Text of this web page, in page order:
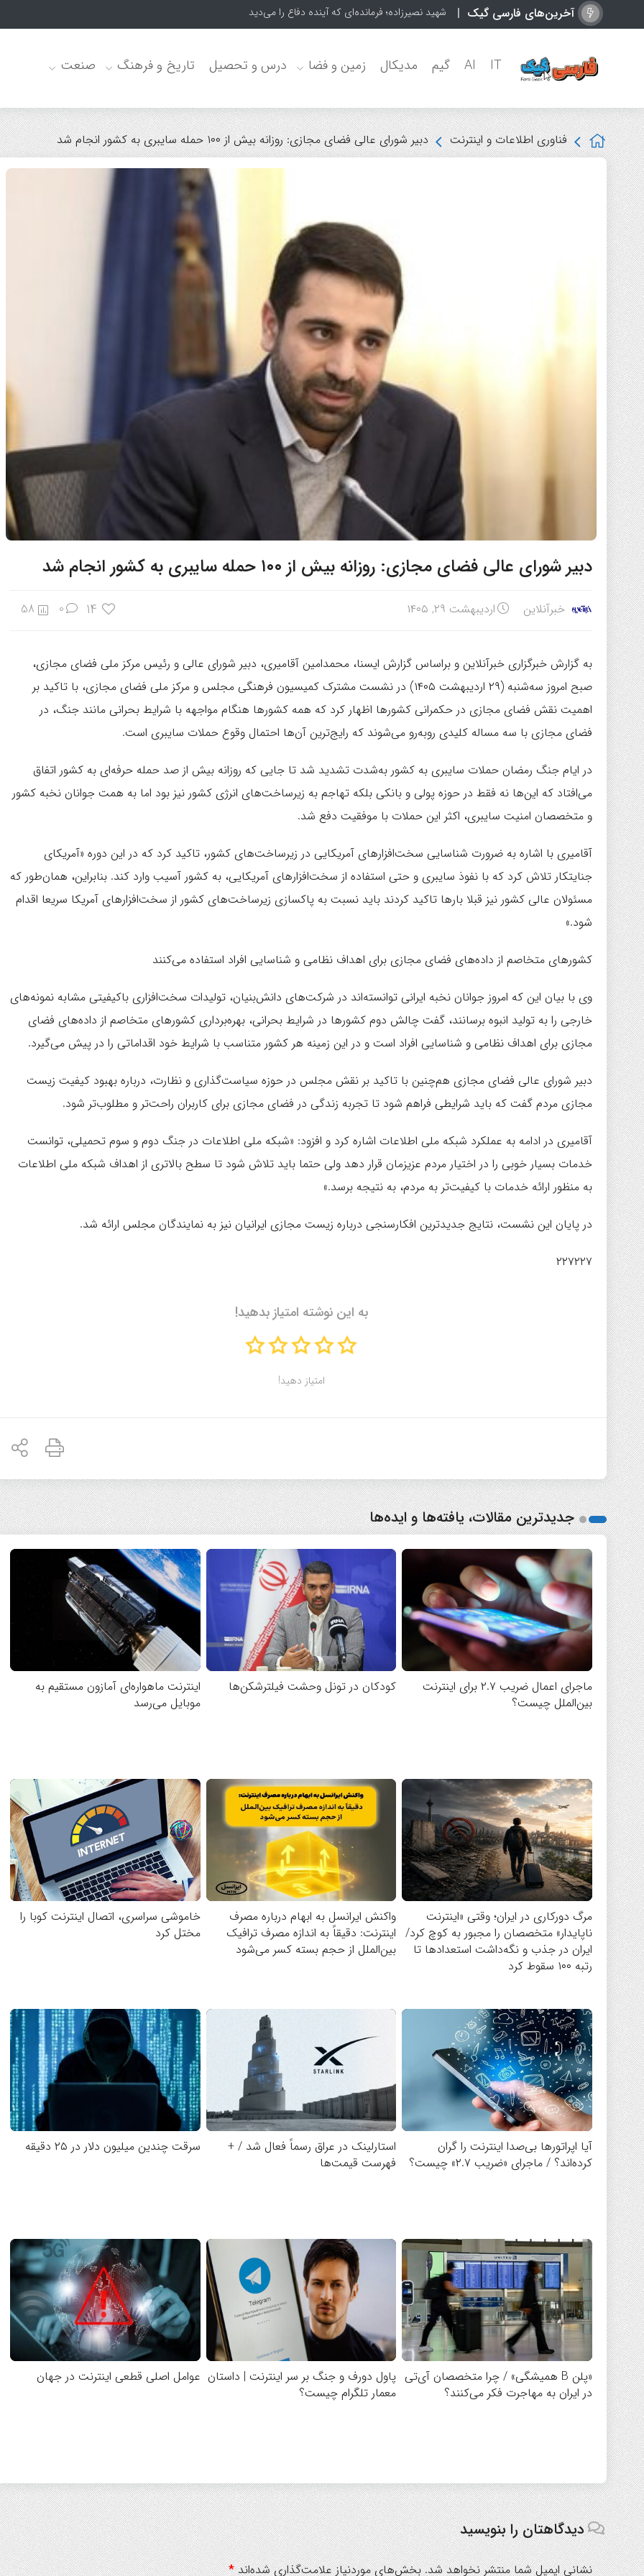
آخرین‌های فارسی گیک عراق
IT
AI گیم مدیکال زمین و فضا درس و تحصیل تاریخ و فرهنگ صنعت
فناوری اطلاعات و اینترنت دبیر شورای عالی فضای مجازی: روزانه بیش از ۱۰۰ حمله سایبری به کشور انجام شد
دبیر شورای عالی فضای مجازی: روزانه بیش از ۱۰۰ حمله سایبری به کشور انجام شد
خبرآنلاین اردیبهشت ۲۹, ۱۴۰۵ 14
0
58
به گزارش خبرگزاری خبرآنلاین و براساس گزارش ایسنا، محمدامین آقامیری، دبیر شورای عالی و رئیس مرکز ملی فضای مجازی،
صبح امروز سه‌شنبه (۲۹ اردیبهشت ۱۴۰۵) در نشست مشترک کمیسیون فرهنگی مجلس و مرکز ملی فضای مجازی، با تاکید بر
اهمیت نقش فضای مجازی در حکمرانی کشورها اظهار کرد که همه کشورها هنگام مواجهه با شرایط بحرانی مانند جنگ، در
فضای مجازی با سه مساله کلیدی روبه‌رو می‌شوند که رایج‌ترین آن‌ها احتمال وقوع حملات سایبری است.
در ایام جنگ رمضان حملات سایبری به کشور به‌شدت تشدید شد تا جایی که روزانه بیش از صد حمله حرفه‌ای به کشور اتفاق
می‌افتاد که این‌ها نه فقط در حوزه پولی و بانکی بلکه تهاجم به زیرساخت‌های انرژی کشور نیز بود اما به همت جوانان نخبه کشور
و متخصصان امنیت سایبری، اکثر این حملات با موفقیت دفع شد.
آقامیری با اشاره به ضرورت شناسایی سخت‌افزارهای آمریکایی در زیرساخت‌های کشور، تاکید کرد که در این دوره «آمریکای
جنایتکار تلاش کرد که با نفوذ سایبری و حتی استفاده از سخت‌افزارهای آمریکایی، به کشور آسیب وارد کند. بنابراین، همان‌طور که
مسئولان عالی کشور نیز قبلا بارها تاکید کردند باید نسبت به پاکسازی زیرساخت‌های کشور از سخت‌افزارهای آمریکا سریعا اقدام
شود.»
کشورهای متخاصم از داده‌های فضای مجازی برای اهداف نظامی و شناسایی افراد استفاده می‌کنند
وی با بیان این که امروز جوانان نخبه ایرانی توانسته‌اند در شرکت‌های دانش‌بنیان، تولیدات سخت‌افزاری باکیفیتی مشابه نمونه‌های
خارجی را به تولید انبوه برسانند، گفت چالش دوم کشورها در شرایط بحرانی، بهره‌برداری کشورهای متخاصم از داده‌های فضای
مجازی برای اهداف نظامی و شناسایی افراد است و در این زمینه هر کشور متناسب با شرایط خود اقداماتی را در پیش می‌گیرد.
دبیر شورای عالی فضای مجازی هم‌چنین با تاکید بر نقش مجلس در حوزه سیاست‌گذاری و نظارت، درباره بهبود کیفیت زیست
مجازی مردم گفت که باید شرایطی فراهم شود تا تجربه زندگی در فضای مجازی برای کاربران راحت‌تر و مطلوب‌تر شود.
آقامیری در ادامه به عملکرد شبکه ملی اطلاعات اشاره کرد و افزود: «شبکه ملی اطلاعات در جنگ دوم و سوم تحمیلی، توانست
خدمات بسیار خوبی را در اختیار مردم عزیزمان قرار دهد ولی حتما باید تلاش شود تا سطح بالاتری از اهداف شبکه ملی اطلاعات
به منظور ارائه خدمات با کیفیت‌تر به مردم، به نتیجه برسد.»
در پایان این نشست، نتایج جدیدترین افکارسنجی درباره زیست مجازی ایرانیان نیز به نمایندگان مجلس ارائه شد.
۲۲۷۲۲۷
به این نوشته امتیاز بدهید!
امتیاز دهید!
جدیدترین مقالات، یافته‌ها و ایده‌ها
ماجرای اعمال ضریب ۲.۷ برای اینترنت
بین‌الملل چیست؟
کودکان در تونل وحشت فیلترشکن‌ها
اینترنت ماهواره‌ای آمازون مستقیم به
موبایل می‌رسد
مرگ دورکاری در ایران؛ وقتی «اینترنت
ناپایدار» متخصصان را مجبور به کوچ کرد/
ایران در جذب و نگه‌داشت استعدادها تا
رتبه ۱۰۰ سقوط کرد
واکنش ایرانسل به ابهام درباره مصرف
اینترنت: دقیقاً به اندازه مصرف ترافیک
بین‌الملل از حجم بسته کسر می‌شود
خاموشی سراسری، اتصال اینترنت کوبا را
مختل کرد
آیا اپراتورها بی‌صدا اینترنت را گران
کرده‌اند؟ / ماجرای «ضریب ۲.۷» چیست؟
استارلینک در عراق رسماً فعال شد / +
فهرست قیمت‌ها
سرقت چندین میلیون دلار در ۲۵ دقیقه
«پلن B همیشگی» / چرا متخصصان آی‌تی
در ایران به مهاجرت فکر می‌کنند؟
پاول دورف و جنگ بر سر اینترنت | داستان
معمار تلگرام چیست؟
عوامل اصلی قطعی اینترنت در جهان
دیدگاهتان را بنویسید
نشانی ایمیل شما منتشر نخواهد شد. بخش‌های موردنیاز علامت‌گذاری شده‌اند*